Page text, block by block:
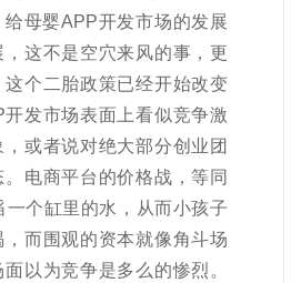
母婴APP开发市场的发展
这不是空穴来风的事，更
个二胎政策已经开始改变
发市场表面上看似竞争激
或者说对绝大部分创业团
电商平台的价格战，等同
个缸里的水，从而小孩子
而围观的资本就像角斗场
以为竞争是多么的惨烈。